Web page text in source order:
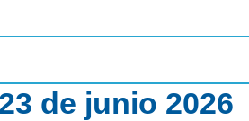
de junio 2026